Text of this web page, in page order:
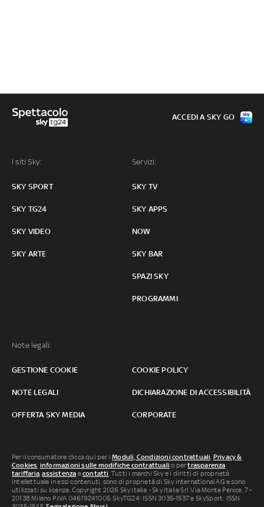
I siti Sky:
SKY SPORT
SKY TG24
SKY VIDEO
SKY ARTE
Servizi:
SKY TV
SKY APPS
NOW
SKY BAR
SPAZI SKY
PROGRAMMI
Note legali:
GESTIONE COOKIE COOKIE POLICY
NOTE LEGALI DICHIARAZIONE DI ACCESSIBILITÀ
OFFERTA SKY MEDIA CORPORATE
ACCEDI A SKY GO
Per il consumatore clicca qui per iModuli, Condizioni contrattuali Privacy &
Cookies informazioni sulle modifiche contrattuali o pertrasparenza
tariffaria ,assistenza econtatti . Tutti i marchi Sky e i diritti di proprietà
intellettuale in essi contenuti, sono di proprietà di Sky international AG e sono
utilizzati su licenza. Copyright 2026 Sky Italia - Sky Italia Srl Via Monte Penice, 7 -
20138 Milano P.IVA 04619241005. SkyTG24: ISSN 3035-1537 e SkySport: ISSN